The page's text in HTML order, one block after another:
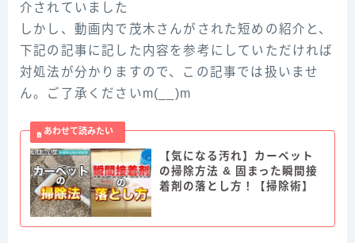
介されていました
しかし、動画内で茂木さんがされた短めの紹介と、
下記の記事に記した内容を参考にしていただければ
対処法が分かりますので、この記事では扱いませ
ん。ご了承くださいm(__)m
【気になる汚れ】カーペット
の掃除方法 & 固まった瞬間接
着剤の落とし方！【掃除術】